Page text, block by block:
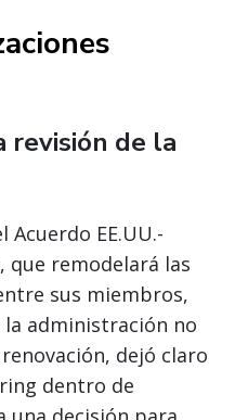
revisión de la
EE.UU.-
que remodelará las
sus miembros,
la administración no
dejó claro
dentro de